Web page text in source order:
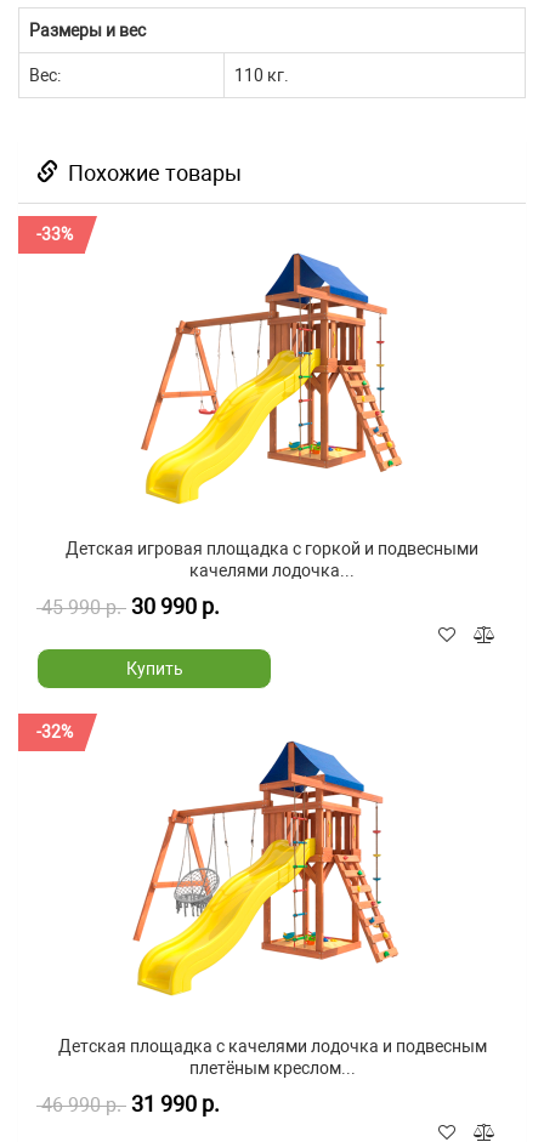
Размеры и вес
Вес: 110 кг.
Похожие товары
-33%
Детская игровая площадка с горкой и подвесными
качелями лодочка...
45 990 р. 30 990 р.
Купить
-32%
Детская площадка с качелями лодочка и подвесным
плетёным креслом...
46 990 р. 31 990 р.